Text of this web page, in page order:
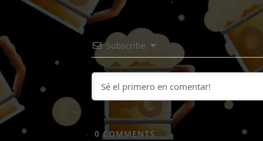
Subscribe
0 COMMENTS